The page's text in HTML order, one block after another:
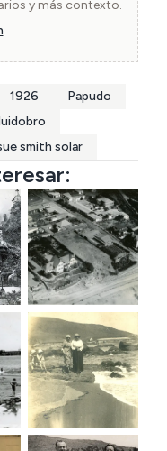
y más contexto.
1926
Papudo
smith solar